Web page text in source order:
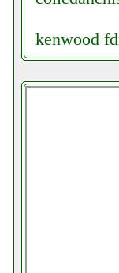
kenwood
kerosun lc